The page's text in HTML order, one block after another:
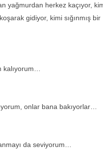
yağmurdan herkez kaçıyor,
gidiyor, kimi sığınmış bir
kalıyorum…
onlar bana bakıyorlar…
da seviyorum…